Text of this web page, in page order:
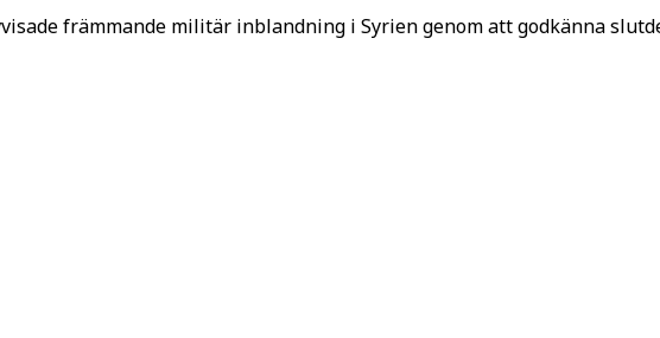
främmande militär inblandning i Syrien genom att godkänna